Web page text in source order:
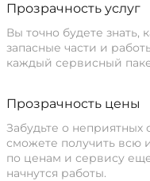
Прозрачность услуг
Вы точно будете знать,
запасные части и
каждый сервисный
Прозрачность цены
Забудьте о неприятных
сможете получить
по ценам и сервису
начнутся работы.